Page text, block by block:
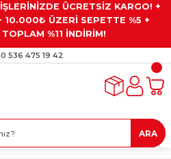
ÜCRETSİZ KARGO! +
10.000₺ ÜZERİ SEPETTE %5 +
%11 İNDİRİM!
536 475 19 42
ARA